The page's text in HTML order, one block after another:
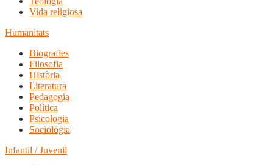
Vida religiosa
Humanitats
Biografies
Filosofia
Història
Literatura
Pedagogia
Política
Psicologia
Sociologia
Infantil / Juvenil